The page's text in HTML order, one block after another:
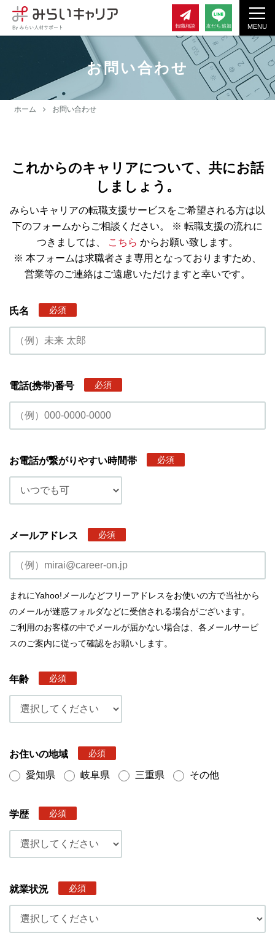
MENU
転職相談 友だち追加
お問い合わせ
ホーム お問い合わせ
これからのキャリアについて、共にお話
しましょう。
みらいキャリアの転職支援サービスをご希望される方は以
下のフォームからご相談ください。
※ 転職支援の流れに
つきましては、
こちら からお願い致します。
※ 本フォームは求職者さま専用となっておりますため、
営業等のご連絡はご遠慮いただけますと幸いです。
氏名 必須
電話(携帯)番号 必須
お電話が繋がりやすい時間帯 必須
メールアドレス 必須
まれにYahoo!メールなどフリーアドレスをお使いの方で当社から
のメールが迷惑フォルダなどに受信される場合がございます。
ご利用のお客様の中でメールが届かない場合は、各メールサービ
スのご案内に従って確認をお願いします。
年齢 必須
お住いの地域 必須
愛知県 岐阜県 三重県 その他
学歴 必須
就業状況 必須